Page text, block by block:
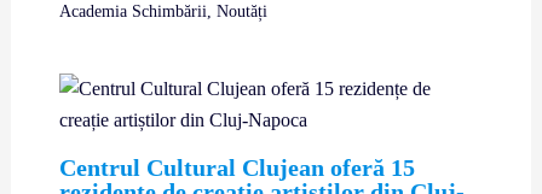
Academia Schimbării Noutăți
Centrul Cultural Clujean oferă 15